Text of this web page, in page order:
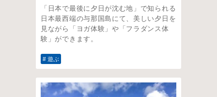
「日本で最後に夕日が沈む地」で知られる
日本最西端の与那国島にて、美しい夕日を
見ながら「ヨガ体験」や「フラダンス体
験」ができます。
# 遊ぶ